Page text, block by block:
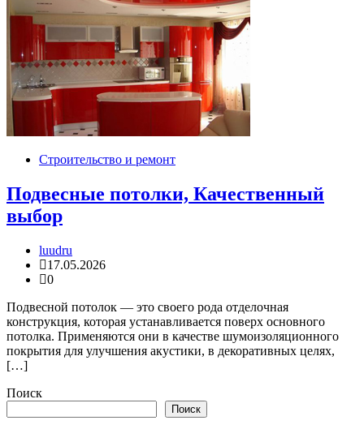
Строительство и ремонт
Подвесные потолки, Качественный
выбор
luudru
17.05.2026
0
Подвесной потолок — это своего рода отделочная
конструкция, которая устанавливается поверх основного
потолка. Применяются они в качестве шумоизоляционного
покрытия для улучшения акустики, в декоративных целях,
[…]
Поиск
Поиск